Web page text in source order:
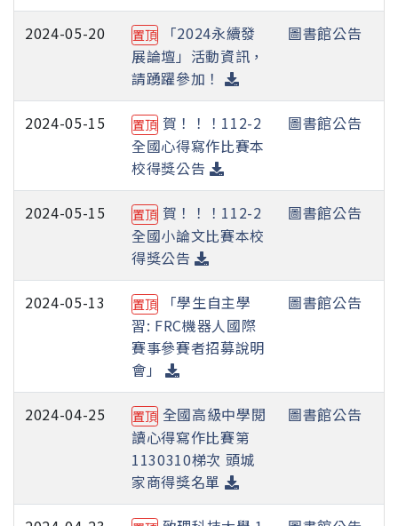
2024-05-20 置頂
「2024永續發
展論壇」活動資訊，
請踴躍參加！
圖書館公告
2024-05-15 置頂 賀！！！112-2
全國心得寫作比賽本
校得獎公告
圖書館公告
2024-05-15 置頂 賀！！！112-2
全國小論文比賽本校
得獎公告
圖書館公告
2024-05-13 置頂
「學生自主學
習: FRC機器人國際
賽事參賽者招募說明
會」
圖書館公告
2024-04-25 置頂 全國高級中學閱
讀心得寫作比賽第
1130310梯次 頭城
家商得獎名單
圖書館公告